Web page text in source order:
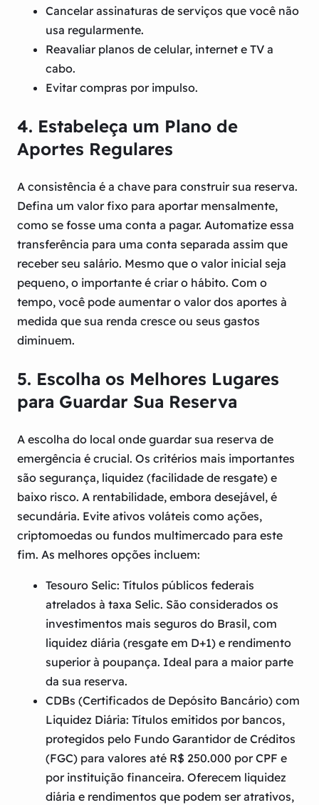
Cancelar assinaturas de serviços que você não
usa regularmente.
Reavaliar planos de celular, internet e TV a
cabo.
Evitar compras por impulso.
4. Estabeleça um Plano de
Aportes Regulares
A consistência é a chave para construir sua reserva.
Defina um valor fixo para aportar mensalmente,
como se fosse uma conta a pagar. Automatize essa
transferência para uma conta separada assim que
receber seu salário. Mesmo que o valor inicial seja
pequeno, o importante é criar o hábito. Com o
tempo, você pode aumentar o valor dos aportes à
medida que sua renda cresce ou seus gastos
diminuem.
5. Escolha os Melhores Lugares
para Guardar Sua Reserva
A escolha do local onde guardar sua reserva de
emergência é crucial. Os critérios mais importantes
são segurança, liquidez (facilidade de resgate) e
baixo risco. A rentabilidade, embora desejável, é
secundária. Evite ativos voláteis como ações,
criptomoedas ou fundos multimercado para este
fim. As melhores opções incluem:
Tesouro Selic: Títulos públicos federais
atrelados à taxa Selic. São considerados os
investimentos mais seguros do Brasil, com
liquidez diária (resgate em D+1) e rendimento
superior à poupança. Ideal para a maior parte
da sua reserva.
CDBs (Certificados de Depósito Bancário) com
Liquidez Diária: Títulos emitidos por bancos,
protegidos pelo Fundo Garantidor de Créditos
(FGC) para valores até R$ 250.000 por CPF e
por instituição financeira. Oferecem liquidez
diária e rendimentos que podem ser atrativos,